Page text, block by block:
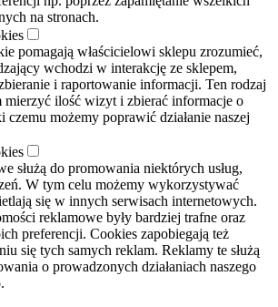
na stronach.
pomagają właścicielowi sklepu zrozumieć,
wchodzi w interakcję ze sklepem,
i raportowanie informacji. Ten rodzaj
mierzyć ilość wizyt i zbierać informacje o
czemu możemy poprawić działanie naszej
służą do promowania niektórych usług,
W tym celu możemy wykorzystywać
się w innych serwisach internetowych.
reklamowe były bardziej trafne oraz
preferencji. Cookies zapobiegają też
się tych samych reklam. Reklamy te służą
o prowadzonych działaniach naszego